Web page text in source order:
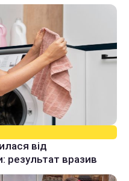
від
результат вразив